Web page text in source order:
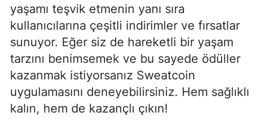
yaşamı teşvik etmenin yanı sıra
kullanıcılarına çeşitli indirimler ve fırsatlar
sunuyor. Eğer siz de hareketli bir yaşam
tarzını benimsemek ve bu sayede ödüller
kazanmak istiyorsanız Sweatcoin
uygulamasını deneyebilirsiniz. Hem sağlıklı
kalın, hem de kazançlı çıkın!